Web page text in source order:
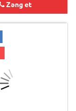
Zəng et